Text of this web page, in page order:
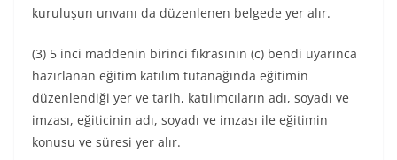
kuruluşun unvanı da düzenlenen belgede yer alır.
(3) 5 inci maddenin birinci fıkrasının (c) bendi uyarınca
hazırlanan eğitim katılım tutanağında eğitimin
düzenlendiği yer ve tarih, katılımcıların adı, soyadı ve
imzası, eğiticinin adı, soyadı ve imzası ile eğitimin
konusu ve süresi yer alır.